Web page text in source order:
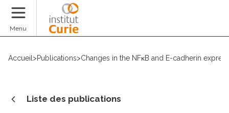
Menu
Accueil >Publications>Changes in the NFκB and E-cadherin
Liste des publications